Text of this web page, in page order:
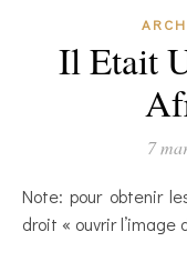
Il Etait
7
Note: pour obtenir les photos en taille réelle, un petit clic
droit « ouvrir l’image